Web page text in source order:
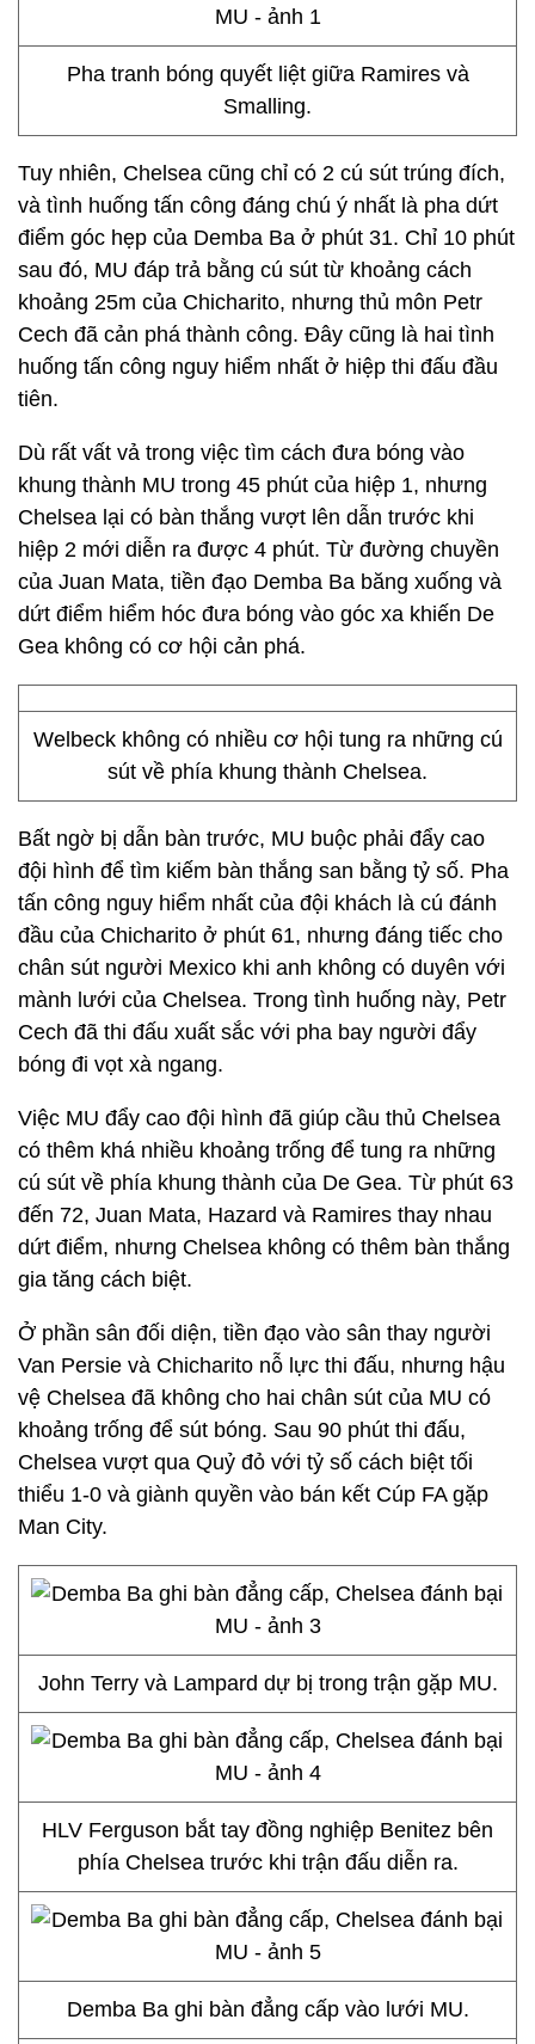
Pha tranh bóng quyết liệt giữa Ramires và
Smalling.
Tuy nhiên, Chelsea cũng chỉ có 2 cú sút trúng đích,
và tình huống tấn công đáng chú ý nhất là pha dứt
điểm góc hẹp của Demba Ba ở phút 31. Chỉ 10 phút
sau đó, MU đáp trả bằng cú sút từ khoảng cách
khoảng 25m của Chicharito, nhưng thủ môn Petr
Cech đã cản phá thành công. Đây cũng là hai tình
huống tấn công nguy hiểm nhất ở hiệp thi đấu đầu
tiên.
Dù rất vất vả trong việc tìm cách đưa bóng vào
khung thành MU trong 45 phút của hiệp 1, nhưng
Chelsea lại có bàn thắng vượt lên dẫn trước khi
hiệp 2 mới diễn ra được 4 phút. Từ đường chuyền
của Juan Mata, tiền đạo Demba Ba băng xuống và
dứt điểm hiểm hóc đưa bóng vào góc xa khiến De
Gea không có cơ hội cản phá.
Welbeck không có nhiều cơ hội tung ra những cú
sút về phía khung thành Chelsea.
Bất ngờ bị dẫn bàn trước, MU buộc phải đẩy cao
đội hình để tìm kiếm bàn thắng san bằng tỷ số. Pha
tấn công nguy hiểm nhất của đội khách là cú đánh
đầu của Chicharito ở phút 61, nhưng đáng tiếc cho
chân sút người Mexico khi anh không có duyên với
mành lưới của Chelsea. Trong tình huống này, Petr
Cech đã thi đấu xuất sắc với pha bay người đẩy
bóng đi vọt xà ngang.
Việc MU đẩy cao đội hình đã giúp cầu thủ Chelsea
có thêm khá nhiều khoảng trống để tung ra những
cú sút về phía khung thành của De Gea. Từ phút 63
đến 72, Juan Mata, Hazard và Ramires thay nhau
dứt điểm, nhưng Chelsea không có thêm bàn thắng
gia tăng cách biệt.
Ở phần sân đối diện, tiền đạo vào sân thay người
Van Persie và Chicharito nỗ lực thi đấu, nhưng hậu
vệ Chelsea đã không cho hai chân sút của MU có
khoảng trống để sút bóng. Sau 90 phút thi đấu,
Chelsea vượt qua Quỷ đỏ với tỷ số cách biệt tối
thiểu 1-0 và giành quyền vào bán kết Cúp FA gặp
Man City.
John Terry và Lampard dự bị trong trận gặp MU.
HLV Ferguson bắt tay đồng nghiệp Benitez bên
phía Chelsea trước khi trận đấu diễn ra.
Demba Ba ghi bàn đẳng cấp vào lưới MU.